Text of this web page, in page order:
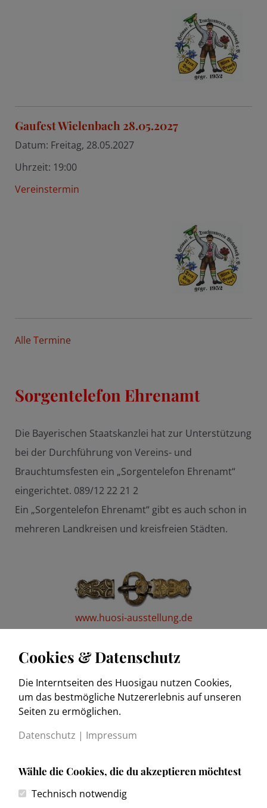
Gaufest Wielenbach 28.05.2027
Datum: Freitag, 28.05.2027
Uhrzeit: 19:00
Vereinstermin
Alle Termine
Sorgentelefon Ehrenamt
Die Bayerischen Staatskanzlei hat zur Unterstützung
bei der Durchführung von Vereins- und
Brauchtumsfesten ein „Sorgentelefon Ehrenamt“
eingerichtet. 089/12 22 21 2
Ein „Sorgentelefon Ehrenamt“ gibt es auch schon in
mehreren Landkreisen und kreisfreien Städten.
www.huosi-ausstellung.de
www.trachtenkulturmuseum.de
Impressum
Cookies & Datenschutz
Die Interntseiten des Huosigau nutzen Cookies,
um das bestmögliche Nutzererlebnis auf unseren
Seiten zu ermöglichen.
Datenschutz | Impressum
Wähle die Cookies, die du akzeptieren möchtest
Technisch notwendig